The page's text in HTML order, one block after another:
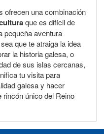
ofrecen una combinación
que es difícil de
pequeña aventura
que te atraiga la idea
la historia galesa, o
de sus islas cercanas,
tu visita para
galesa y hacer
único del Reino